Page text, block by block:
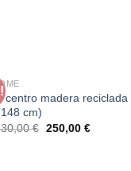
centro madera reciclada
cm)
€ El
250,00 €El